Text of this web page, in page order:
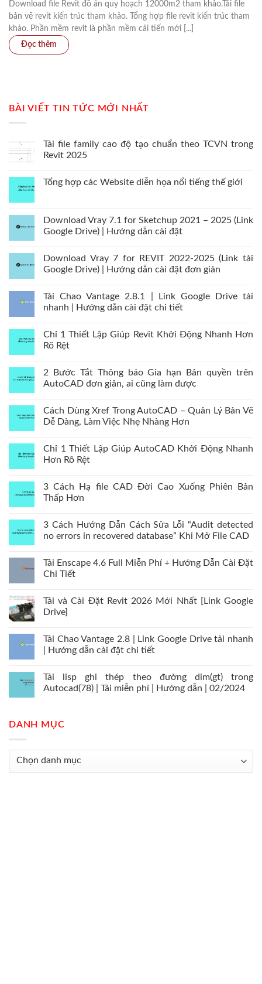
Download file Revit đồ án quy hoạch 12000m2 tham khảo.Tải file
bản vẽ revit kiến trúc tham khảo. Tổng hợp file revit kiến trúc tham
khảo. Phần mềm revit là phần mềm cải tiến mới [...]
BÀI VIẾT TIN TỨC MỚI NHẤT
Tải file family cao độ tạo chuẩn theo TCVN trong
Revit 2025
Tổng hợp các Website diễn họa nổi tiếng thế giới
Download Vray 7.1 for Sketchup 2021 – 2025 (Link
Google Drive) | Hướng dẫn cài đặt
Download Vray 7 for REVIT 2022-2025 (Link tải
Google Drive) | Hướng dẫn cài đặt đơn giản
Tải Chao Vantage 2.8.1 | Link Google Drive tải
nhanh | Hướng dẫn cài đặt chi tiết
Chỉ 1 Thiết Lập Giúp Revit Khởi Động Nhanh Hơn
Rõ Rệt
2 Bước Tắt Thông báo Gia hạn Bản quyền trên
AutoCAD đơn giản, ai cũng làm được
Cách Dùng Xref Trong AutoCAD – Quản Lý Bản Vẽ
Dễ Dàng, Làm Việc Nhẹ Nhàng Hơn
Chỉ 1 Thiết Lập Giúp AutoCAD Khởi Động Nhanh
Hơn Rõ Rệt
3 Cách Hạ file CAD Đời Cao Xuống Phiên Bản
Thấp Hơn
3 Cách Hướng Dẫn Cách Sửa Lỗi “Audit detected
no errors in recovered database” Khi Mở File CAD
Tải Enscape 4.6 Full Miễn Phí + Hướng Dẫn Cài Đặt
Chi Tiết
Tải và Cài Đặt Revit 2026 Mới Nhất [Link Google
Drive]
Tải Chao Vantage 2.8 | Link Google Drive tải nhanh
| Hướng dẫn cài đặt chi tiết
Tải lisp ghi thép theo đường dim(gt) trong
Autocad(78) | Tải miễn phí | Hướng dẫn | 02/2024
DANH MỤC
Danh